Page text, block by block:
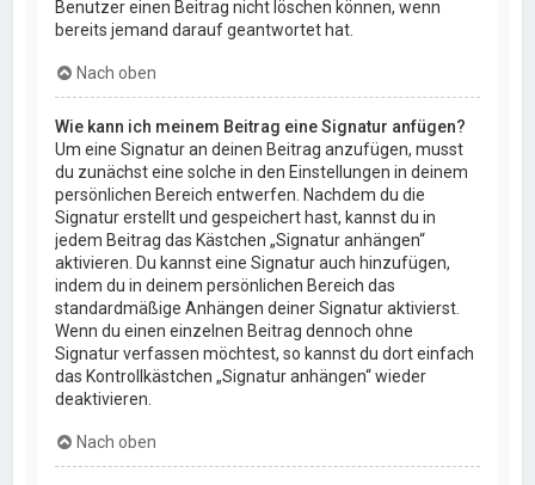
Benutzer einen Beitrag nicht löschen können, wenn
bereits jemand darauf geantwortet hat.
Nach oben
Wie kann ich meinem Beitrag eine Signatur anfügen?
Um eine Signatur an deinen Beitrag anzufügen, musst
du zunächst eine solche in den Einstellungen in deinem
persönlichen Bereich entwerfen. Nachdem du die
Signatur erstellt und gespeichert hast, kannst du in
jedem Beitrag das Kästchen „Signatur anhängen“
aktivieren. Du kannst eine Signatur auch hinzufügen,
indem du in deinem persönlichen Bereich das
standardmäßige Anhängen deiner Signatur aktivierst.
Wenn du einen einzelnen Beitrag dennoch ohne
Signatur verfassen möchtest, so kannst du dort einfach
das Kontrollkästchen „Signatur anhängen“ wieder
deaktivieren.
Nach oben